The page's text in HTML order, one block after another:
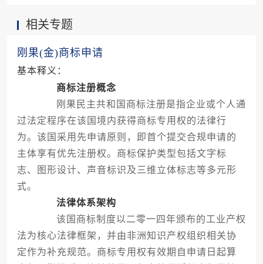
相关专题
刚果(金)商标申请
基本释义：
商标注册概念
刚果民主共和国商标注册是指企业或个人通
过法定程序在该国境内获得商标专用权的法律行
为。该国采用先申请原则，即首个提交合规申请的
主体享有优先注册权。商标保护类型包括文字标
志、图形设计、声音标识及三维立体标志等多元形
式。
法律体系架构
该国商标制度以二零一四年颁布的工业产权
法为核心法律框架，并由非洲知识产权组织相关协
定作为补充规范。商标专用权有效期自申请日起算